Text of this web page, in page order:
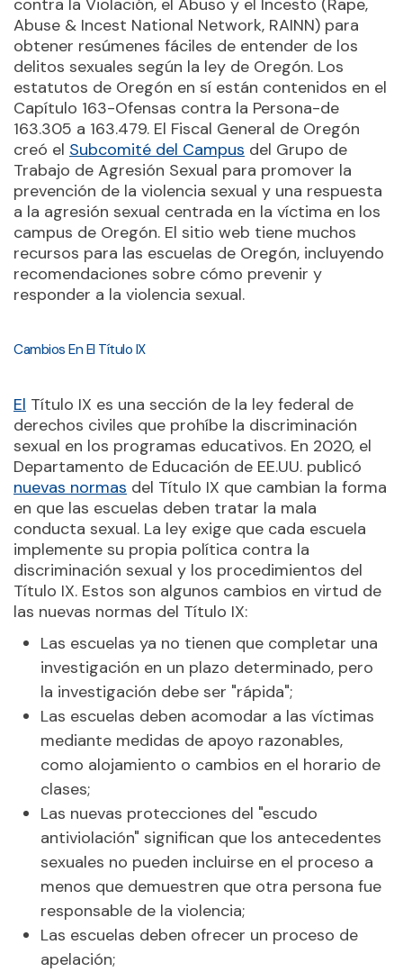
contra la Violación, el Abuso y el Incesto (Rape,
Abuse & Incest National Network, RAINN) para
obtener resúmenes fáciles de entender de los
delitos sexuales según la ley de Oregón. Los
estatutos de Oregón en sí están contenidos en el
Capítulo 163-Ofensas contra la Persona-de
163.305 a 163.479. El Fiscal General de Oregón
creó el Subcomité del Campus del Grupo de
Trabajo de Agresión Sexual para promover la
prevención de la violencia sexual y una respuesta
a la agresión sexual centrada en la víctima en los
campus de Oregón. El sitio web tiene muchos
recursos para las escuelas de Oregón, incluyendo
recomendaciones sobre cómo prevenir y
responder a la violencia sexual.
Cambios En El Título IX
El Título IX es una sección de la ley federal de
derechos civiles que prohíbe la discriminación
sexual en los programas educativos. En 2020, el
Departamento de Educación de EE.UU. publicó
nuevas normas del Título IX que cambian la forma
en que las escuelas deben tratar la mala
conducta sexual. La ley exige que cada escuela
implemente su propia política contra la
discriminación sexual y los procedimientos del
Título IX. Estos son algunos cambios en virtud de
las nuevas normas del Título IX:
Las escuelas ya no tienen que completar una
investigación en un plazo determinado, pero
la investigación debe ser "rápida";
Las escuelas deben acomodar a las víctimas
mediante medidas de apoyo razonables,
como alojamiento o cambios en el horario de
clases;
Las nuevas protecciones del "escudo
antiviolación" significan que los antecedentes
sexuales no pueden incluirse en el proceso a
menos que demuestren que otra persona fue
responsable de la violencia;
Las escuelas deben ofrecer un proceso de
apelación;